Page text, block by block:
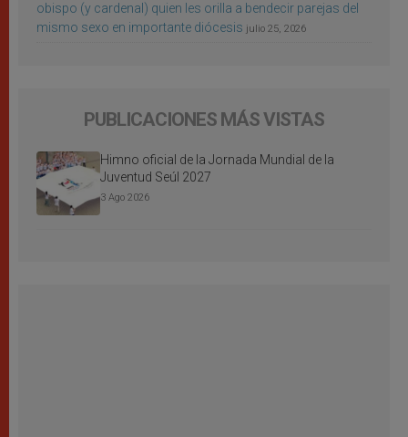
obispo (y cardenal) quien les orilla a bendecir parejas del
mismo sexo en importante diócesis julio 25, 2026
PUBLICACIONES MÁS VISTAS
Himno oficial de la Jornada Mundial de la
Juventud Seúl 2027
3 Ago 2026